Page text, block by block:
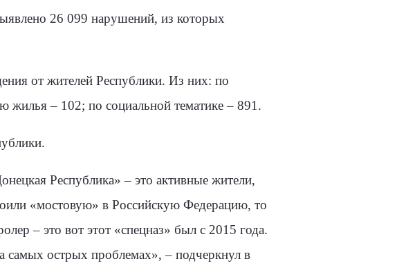
26 099 нарушений, из которых
от жителей Республики. Из них: по
– 102; по социальной тематике – 891.
Республика» – это активные жители,
«мостовую» в Российскую Федерацию, то
– это вот этот «спецназ» был с 2015 года.
самых острых проблемах», – подчеркнул в